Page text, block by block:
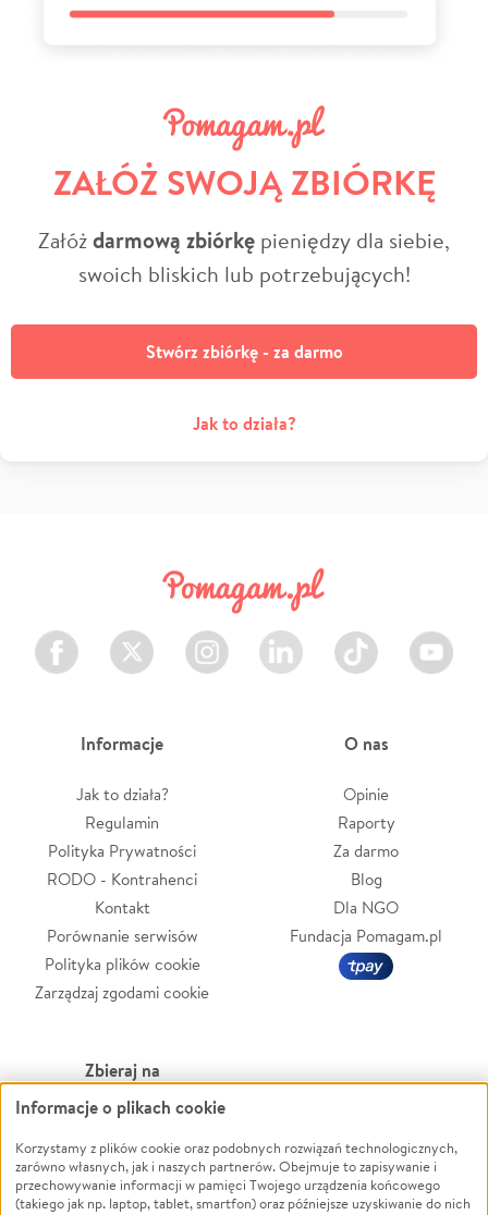
ZAŁÓŻ SWOJĄ ZBIÓRKĘ
Załóżdarmową zbiórkę pieniędzy dla siebie,
swoich bliskich lub potrzebujących!
Stwórz zbiórkę - za darmo
Jak to działa?
Facebook Twitter Instagram LinkedIn TikTok Youtube
Informacje
Jak to działa?
Regulamin
Polityka Prywatności
RODO - Kontrahenci
Kontakt
Porównanie serwisów
Polityka plików cookie
Zarządzaj zgodami cookie
O nas
Opinie
Raporty
Za darmo
Blog
Dla NGO
Fundacja Pomagam.pl
Zbieraj na
Leczenie
Zwierzęta
Pożar
Ukraina
Powódź
Wichura
NGO
Informacje o plikach cookie
Korzystamy z plików cookie oraz podobnych rozwiązań technologicznych,
zarówno własnych, jak i naszych partnerów. Obejmuje to zapisywanie i
przechowywanie informacji w pamięci Twojego urządzenia końcowego
(takiego jak np. laptop, tablet, smartfon) oraz późniejsze uzyskiwanie do nich